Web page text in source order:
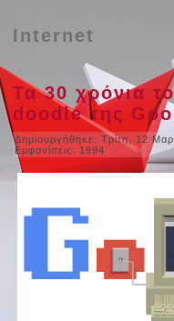
Internet
Τα 30 χρόνια
doodle της
Δημιουργήθηκε: Τρίτη, 12
Εμφανίσεις: 1994